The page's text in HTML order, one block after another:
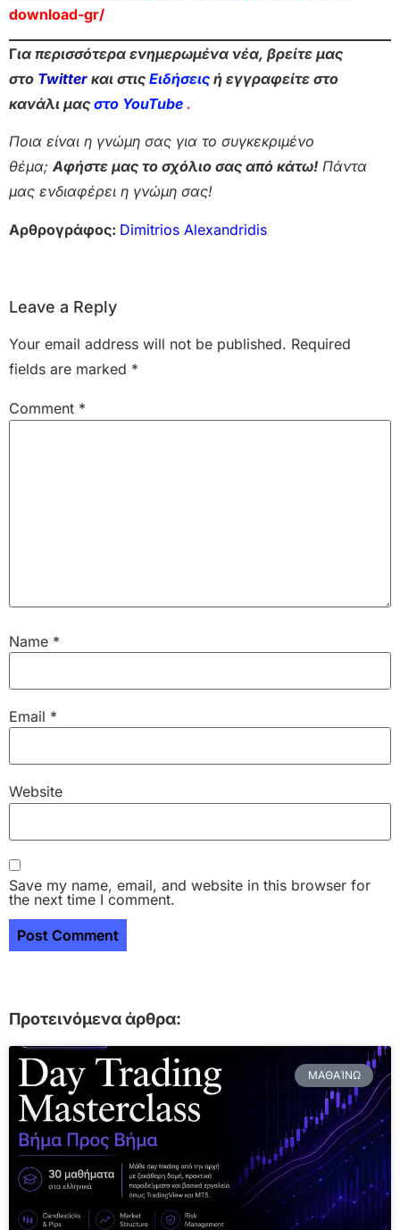
download-gr/
Για περισσότερα ενημερωμένα νέα, βρείτε μας
στο Twitter και στις Ειδήσεις ή εγγραφείτε στο
κανάλι μας στο YouTube .
Ποια είναι η γνώμη σας για το συγκεκριμένο
θέμα;Αφήστε μας το σχόλιο σας από κάτω! Πάντα
μας ενδιαφέρει η γνώμη σας!
Αρθρογράφος: Dimitrios Alexandridis
Leave a Reply
Your email address will not be published. Required
fields are marked *
Comment *
Name *
Email *
Website
Save my name, email, and website in this browser for
the next time I comment.
Προτεινόμενα άρθρα:
ΜΑΘΑΊΝΩ